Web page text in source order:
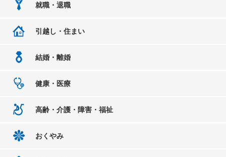
就職・退職
引越し・住まい
結婚・離婚
健康・医療
高齢・介護・障害・福祉
おくやみ